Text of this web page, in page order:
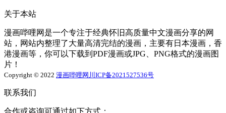
关于本站
漫画哔哩网是一个专注于经典怀旧高质量中文漫画分享的网
站，网站内整理了大量高清完结的漫画，主要有日本漫画，香
港漫画等，你可以下载到PDF漫画或JPG、PNG格式的漫画图
片！
Copyright © 2022 漫画哔哩网 川ICP备2021527536号
联系我们
合作或咨询可通过如下方式：